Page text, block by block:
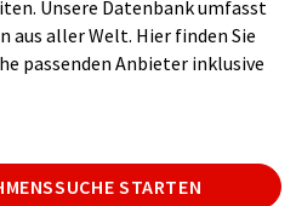
Unsere Datenbank umfasst
aus aller Welt. Hier finden Sie
passenden Anbieter inklusive
STARTEN